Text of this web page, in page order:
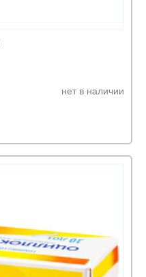
нет в наличии